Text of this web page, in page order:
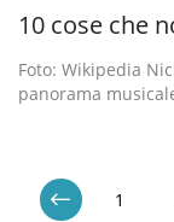
10 cose che
Foto: Wikipedia
panorama
1